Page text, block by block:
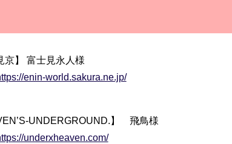
京】 富士見永人様
enin-world.sakura.ne.jp/
UNDERGROUND.】 飛鳥様
underxheaven.com/